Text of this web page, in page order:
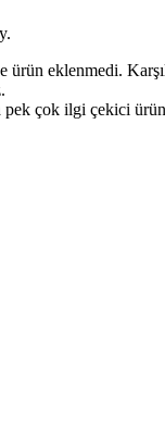
ürün eklenmedi.
pek çok ilgi çekici ürün